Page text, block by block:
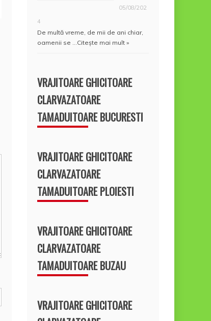
05/08/202
4
De multă vreme, de mii de ani chiar,
oamenii se … Citește mai mult »
VRAJITOARE GHICITOARE
CLARVAZATOARE
TAMADUITOARE BUCURESTI
VRAJITOARE GHICITOARE
CLARVAZATOARE
TAMADUITOARE PLOIESTI
VRAJITOARE GHICITOARE
CLARVAZATOARE
TAMADUITOARE BUZAU
VRAJITOARE GHICITOARE